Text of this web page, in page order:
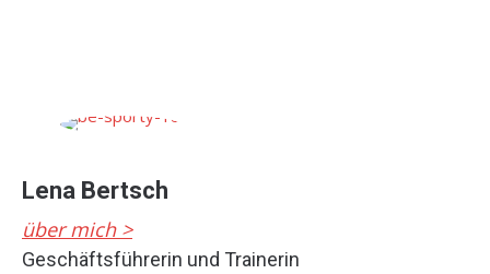
Lena Bertsch
über mich >
Geschäftsführerin und Trainerin